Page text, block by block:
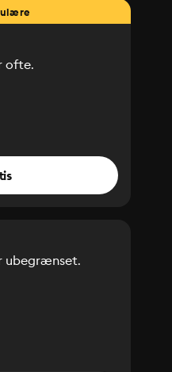
ofte.
ubegrænset.